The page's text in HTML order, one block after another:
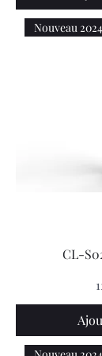
Nouveau 2024
CL-